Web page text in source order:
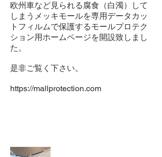
欧州車など見られる腐食（白濁）して
しまうメッキモールを専用データカッ
トフィルムで保護するモールプロテク
ション用ホームページを開設致しまし
た。
是非ご覧く下さい。
https://mallprotection.com